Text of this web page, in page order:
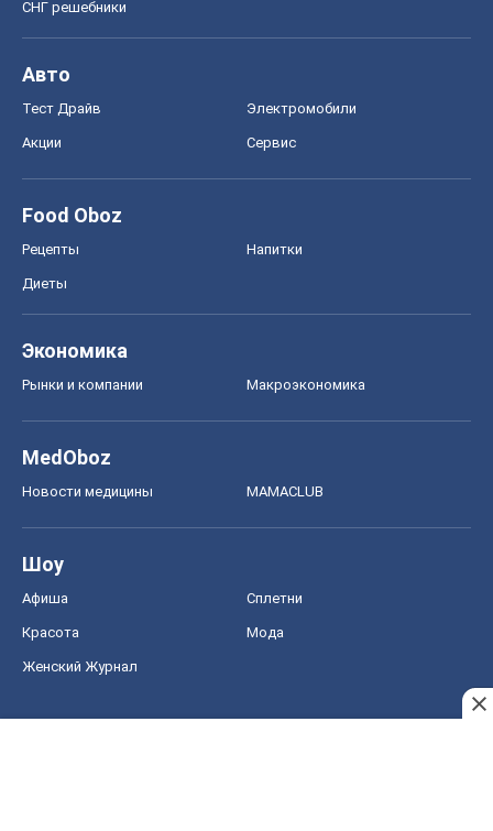
СНГ решебники
Авто
Тест Драйв Электромобили
Акции Сервис
Food Oboz
Рецепты Напитки
Диеты
Экономика
Рынки и компании Mакроэкономика
MedOboz
Новости медицины MAMACLUB
Шоу
Афиша Сплетни
Красота Мода
Женский Журнал